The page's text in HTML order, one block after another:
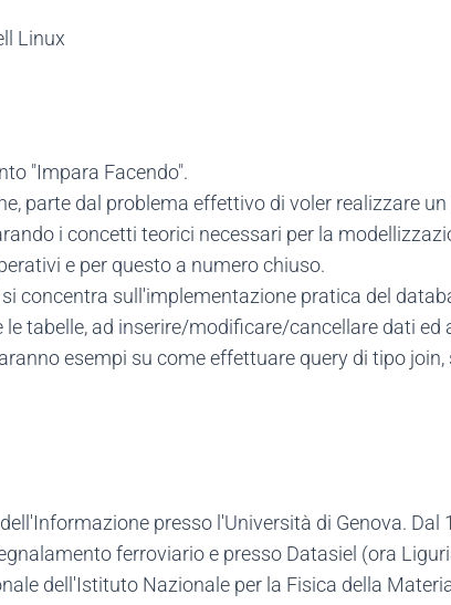
Linux
"Impara Facendo".
parte dal problema effettivo di voler realizzare
i concetti teorici necessari per la
e per questo a numero chiuso.
concentra sull'implementazione pratica del
tabelle, ad inserire/modificare/cancellare dati
esempi su come effettuare query di tipo
presso l'Università di Genova.
ferroviario e presso Datasiel (ora
dell'Istituto Nazionale per la Fisica della